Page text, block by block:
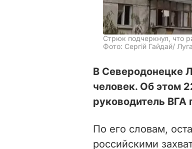
Стрюк подчеркнул, что
Фото: Сергій Гайдай/
В Северодонецке
человек. Об этом
руководитель
По его словам,
российскими